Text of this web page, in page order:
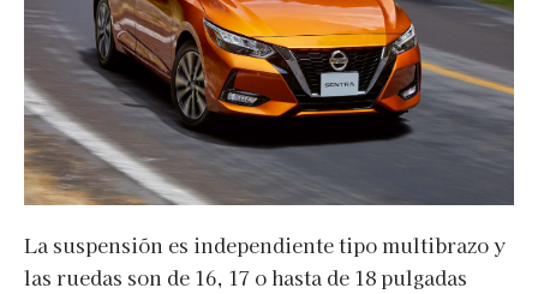
La suspensión es independiente tipo multibrazo y
las ruedas son de 16, 17 o hasta de 18 pulgadas